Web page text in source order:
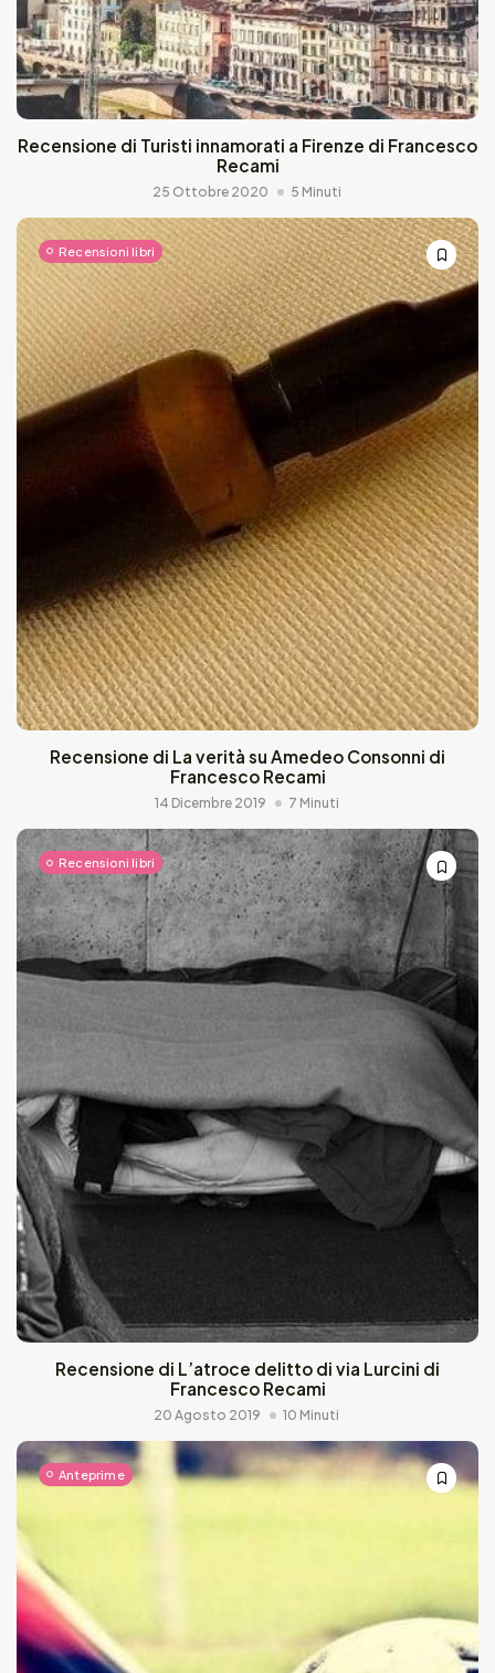
Recensione di Turisti innamorati a Firenze di Francesco
Recami
25 Ottobre 2020 5 Minuti
Recensioni libri
Recensione di La verità su Amedeo Consonni di
Francesco Recami
14 Dicembre 2019 7 Minuti
Recensioni libri
Recensione di L’atroce delitto di via Lurcini di
Francesco Recami
20 Agosto 2019 10 Minuti
Anteprime